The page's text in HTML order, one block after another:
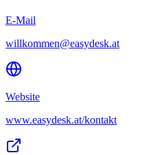
E-Mail
willkommen@easydesk.at
Website
www.easydesk.at/kontakt